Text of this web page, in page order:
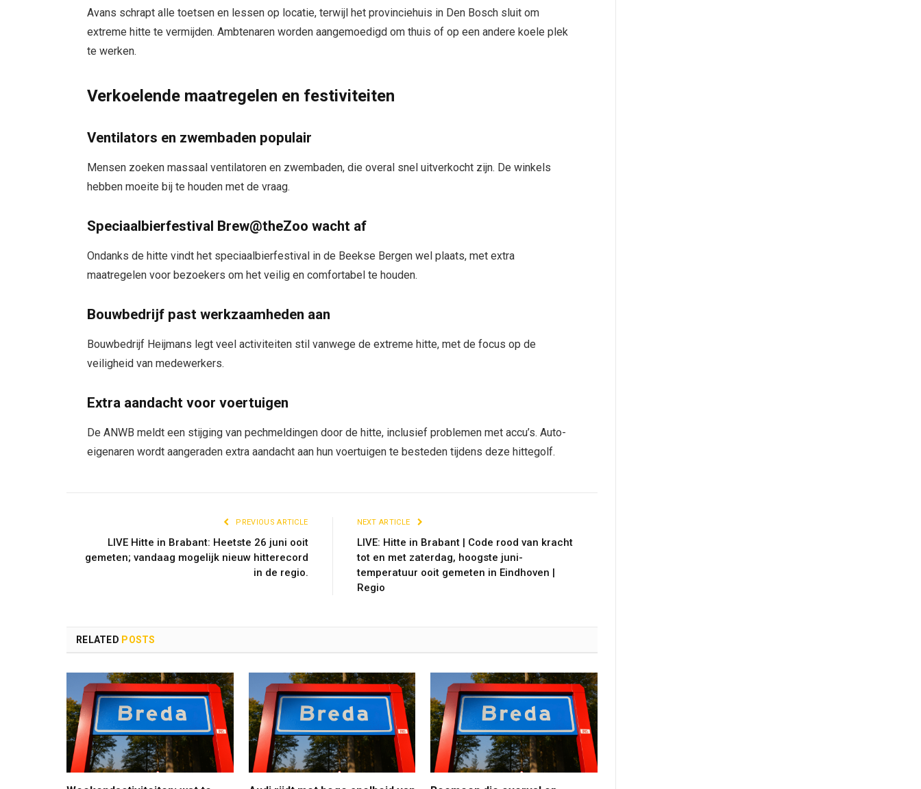
Avans schrapt alle toetsen en lessen op locatie, terwijl het provinciehuis in Den Bosch sluit om
extreme hitte te vermijden. Ambtenaren worden aangemoedigd om thuis of op een andere koele plek
te werken.
Verkoelende maatregelen en festiviteiten
Ventilators en zwembaden populair
Mensen zoeken massaal ventilatoren en zwembaden, die overal snel uitverkocht zijn. De winkels
hebben moeite bij te houden met de vraag.
Speciaalbierfestival Brew@theZoo wacht af
Ondanks de hitte vindt het speciaalbierfestival in de Beekse Bergen wel plaats, met extra
maatregelen voor bezoekers om het veilig en comfortabel te houden.
Bouwbedrijf past werkzaamheden aan
Bouwbedrijf Heijmans legt veel activiteiten stil vanwege de extreme hitte, met de focus op de
veiligheid van medewerkers.
Extra aandacht voor voertuigen
De ANWB meldt een stijging van pechmeldingen door de hitte, inclusief problemen met accu’s. Auto-
eigenaren wordt aangeraden extra aandacht aan hun voertuigen te besteden tijdens deze hittegolf.
PREVIOUS ARTICLE
LIVE Hitte in Brabant: Heetste 26 juni ooit
gemeten; vandaag mogelijk nieuw hitterecord
in de regio.
NEXT ARTICLE
LIVE: Hitte in Brabant | Code rood van kracht
tot en met zaterdag, hoogste juni-
temperatuur ooit gemeten in Eindhoven |
Regio
RELATED POSTS